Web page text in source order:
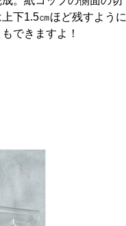
下1.5㎝ほど残すように
できますよ！